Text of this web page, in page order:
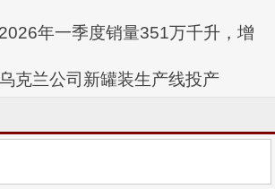
年一季度销量351万千升，增
克兰公司新罐装生产线投产